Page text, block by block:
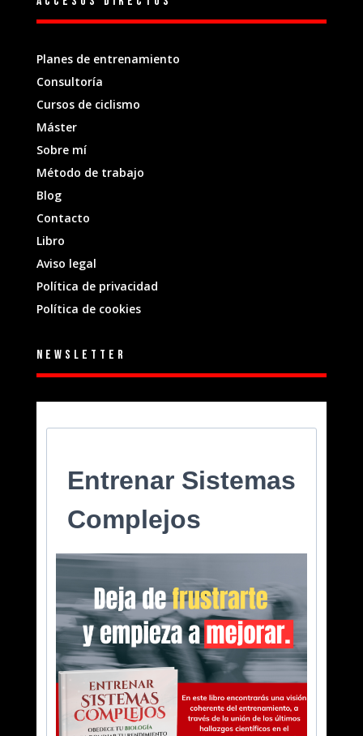
Planes de entrenamiento
Consultoría
Cursos de ciclismo
Máster
Sobre mí
Método de trabajo
Blog
Contacto
Libro
Aviso legal
Política de privacidad
Política de cookies
Newsletter
Entrenar Sistemas
Complejos